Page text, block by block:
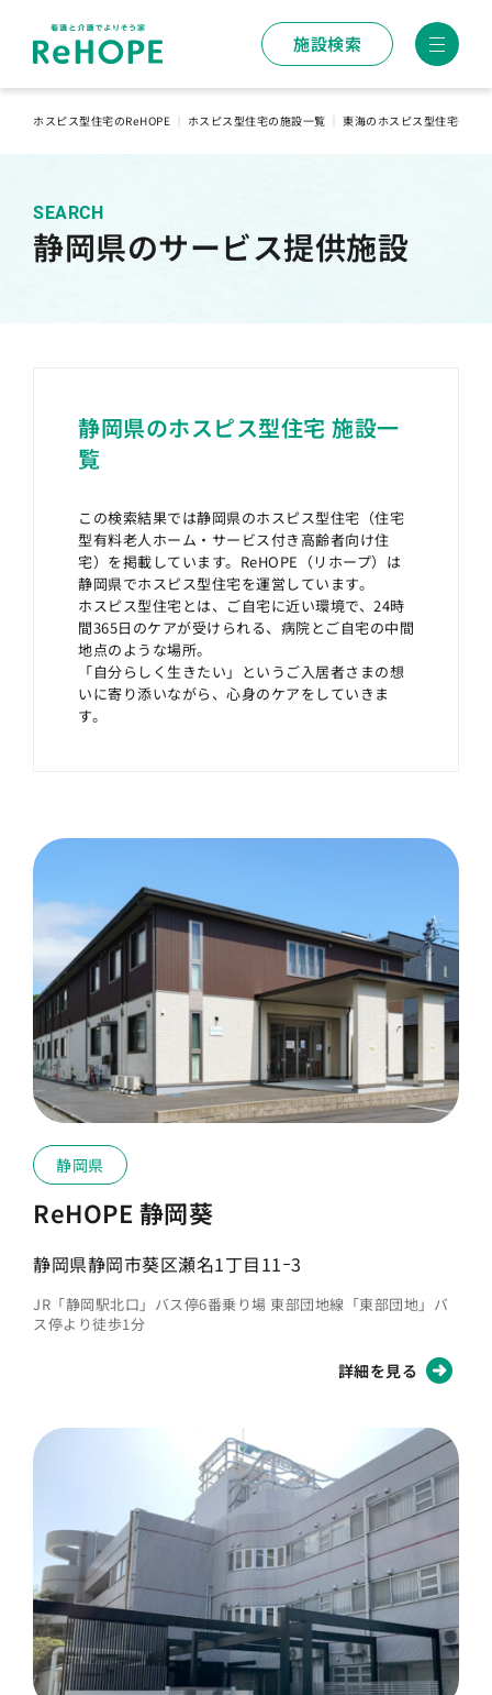
施設検索
ホスピス型住宅のReHOPE ホスピス型住宅の施設一覧 東海のホスピス型住宅一覧
SEARCH
静岡県のサービス提供施設
静岡県のホスピス型住宅 施設一
覧
この検索結果では静岡県のホスピス型住宅（住宅
型有料老人ホーム・サービス付き高齢者向け住
宅）を掲載しています。ReHOPE（リホープ）は
静岡県でホスピス型住宅を運営しています。
ホスピス型住宅とは、ご自宅に近い環境で、24時
間365日のケアが受けられる、病院とご自宅の中間
地点のような場所。
「自分らしく生きたい」というご入居者さまの想
いに寄り添いながら、心身のケアをしていきま
す。
静岡県
ReHOPE 静岡葵
静岡県静岡市葵区瀬名1丁目11ｰ3
JR「静岡駅北口」バス停6番乗り場 東部団地線「東部団地」バ
ス停より徒歩1分
詳細を見る